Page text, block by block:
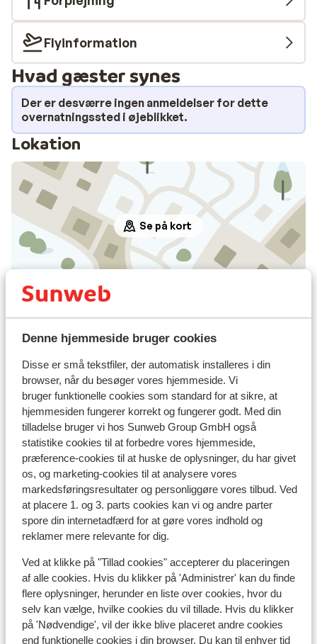
Denne hjemmeside bruger cookies
Disse er små tekstfiler, der automatisk installeres i din
browser, når du besøger vores hjemmeside. Vi
bruger funktionelle cookies som standard for at sikre, at
hjemmesiden fungerer korrekt og fungerer godt. Med din
tilladelse bruger vi hos Sunweb Group GmbH også
statistike cookies til at forbedre vores hjemmeside,
præference-cookies til at huske de oplysninger, du har givet
os, og marketing-cookies til at analysere vores
markedsføringsresultater og personliggøre vores tilbud. Ved
at placere 1. og 3. parts cookies kan vi og andre parter
spore din internetadfærd for at gøre vores indhold og
reklamer mere relevante for dig.
Ved at klikke på "Tillad cookies" accepterer du placeringen
af alle cookies. Hvis du klikker på 'Administrer' kan du finde
flere oplysninger, herunder en liste over cookies, hvor du
selv kan vælge, hvilke cookies du vil tillade. Hvis du klikker
på 'Nødvendige', vil der ikke blive placeret andre cookies
end funktionelle cookies i din browser. Du kan til enhver tid
Flyinformation
Hvad gæster synes
Der er desværre ingen anmeldelser for dette
overnatningssted i øjeblikket.
Lokation
Se på kort
Lige ved skipisten
Afstand til skilift ca. 100 meter
Liftkort/skileje/undervisning
Liftkort
Undervisning
Skileje
Andre overnatningssteder i Avoriaz
SOWELL COLLECTION Hôtel des Dromonts &
Spa